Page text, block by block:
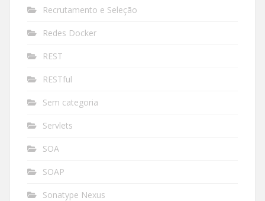
Recrutamento e Seleção
Redes Docker
REST
RESTful
Sem categoria
Servlets
SOA
SOAP
Sonatype Nexus